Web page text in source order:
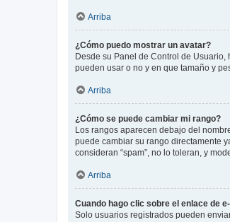
Arriba
¿Cómo puedo mostrar un avatar?
Desde su Panel de Control de Usuario,
pueden usar o no y en que tamaño y
Arriba
¿Cómo se puede cambiar mi rango?
Los rangos aparecen debajo del
puede cambiar su rango directamente
consideran “spam”, no lo toleran, y
Arriba
Cuando hago clic sobre el enlace de
Solo usuarios registrados pueden